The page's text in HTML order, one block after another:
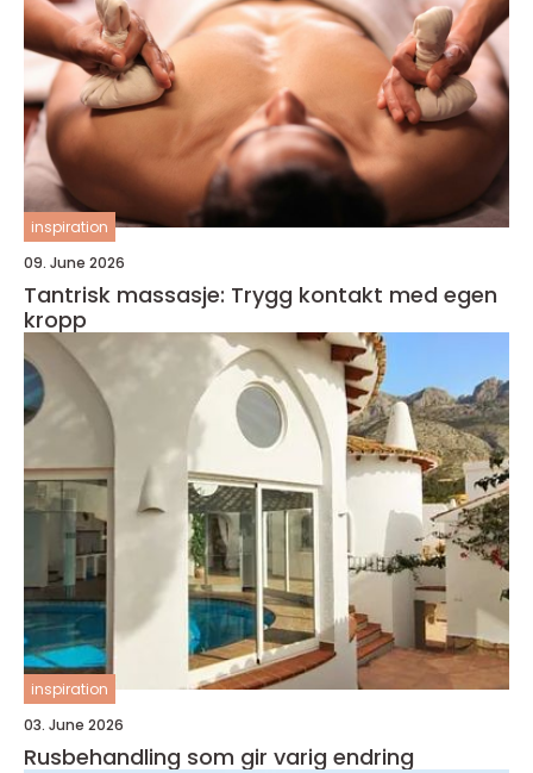
inspiration
09. June 2026
Tantrisk massasje: Trygg kontakt med egen
kropp
inspiration
03. June 2026
Rusbehandling som gir varig endring